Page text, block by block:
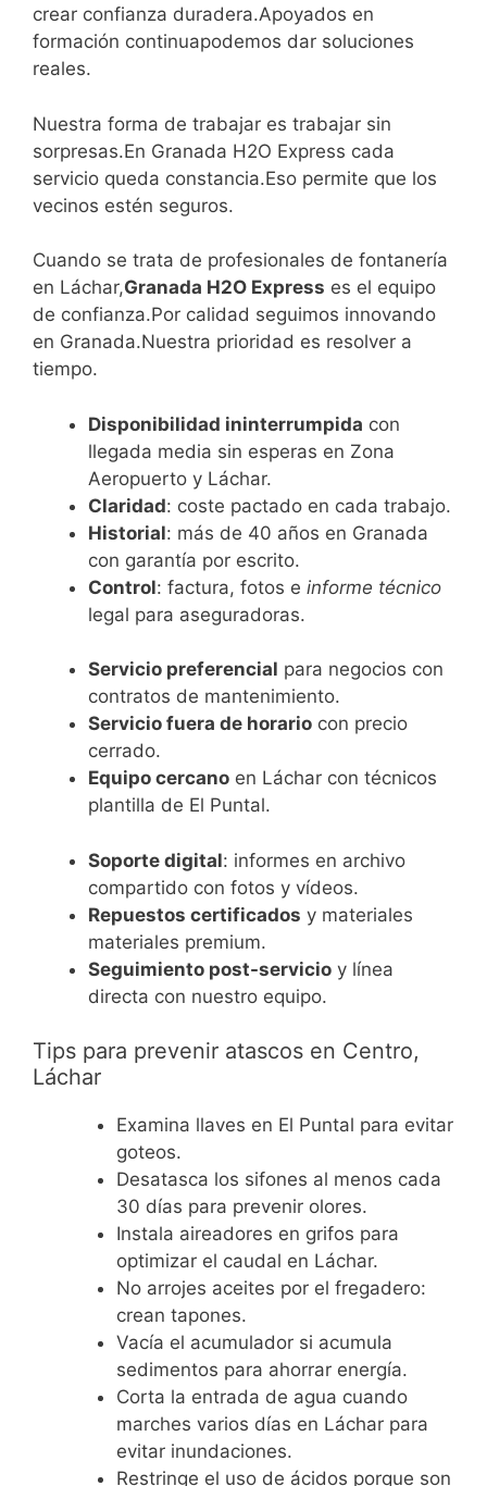
crear confianza duradera.Apoyados en
formación continuapodemos dar soluciones
reales.
Nuestra forma de trabajar es trabajar sin
sorpresas.En Granada H2O Express cada
servicio queda constancia.Eso permite que los
vecinos estén seguros.
Cuando se trata de profesionales de fontanería
en Láchar,Granada H2O Express es el equipo
de confianza.Por calidad seguimos innovando
en Granada.Nuestra prioridad es resolver a
tiempo.
Disponibilidad ininterrumpida con
llegada media sin esperas en Zona
Aeropuerto y Láchar.
Claridad: coste pactado en cada trabajo.
Historial: más de 40 años en Granada
con garantía por escrito.
Control: factura, fotos e informe técnico
legal para aseguradoras.
Servicio preferencial para negocios con
contratos de mantenimiento.
Servicio fuera de horario con precio
cerrado.
Equipo cercano en Láchar con técnicos
plantilla de El Puntal.
Soporte digital: informes en archivo
compartido con fotos y vídeos.
Repuestos certificados y materiales
materiales premium.
Seguimiento post-servicio y línea
directa con nuestro equipo.
Tips para prevenir atascos en Centro,
Láchar
Examina llaves en El Puntal para evitar
goteos.
Desatasca los sifones al menos cada
30 días para prevenir olores.
Instala aireadores en grifos para
optimizar el caudal en Láchar.
No arrojes aceites por el fregadero:
crean tapones.
Vacía el acumulador si acumula
sedimentos para ahorrar energía.
Corta la entrada de agua cuando
marches varios días en Láchar para
evitar inundaciones.
Restringe el uso de ácidos porque son